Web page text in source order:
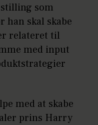
som
han skal skabe
relateret til
med input
med at skabe
prins Harry